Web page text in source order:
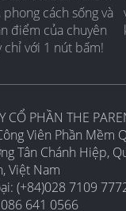
phong cách sống và
điểm của chuyên
chỉ với 1 nút bấm!
CỔ PHẦN THE
Viên Phần Mềm
Tân Chánh Hiệp,
Việt Nam
(+84)028 7109
641 0566